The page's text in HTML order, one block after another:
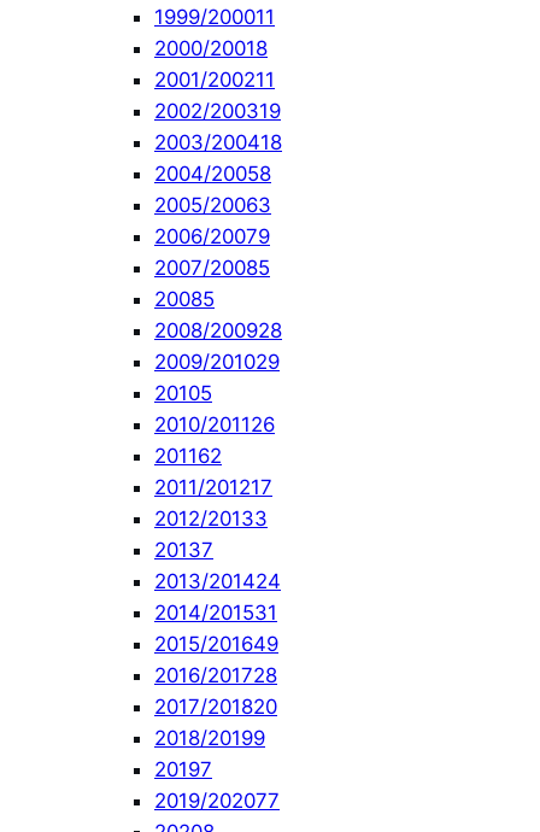
1999/200011
2000/20018
2001/200211
2002/200319
2003/200418
2004/20058
2005/20063
2006/20079
2007/20085
20085
2008/200928
2009/201029
20105
2010/201126
201162
2011/201217
2012/20133
20137
2013/201424
2014/201531
2015/201649
2016/201728
2017/201820
2018/20199
20197
2019/202077